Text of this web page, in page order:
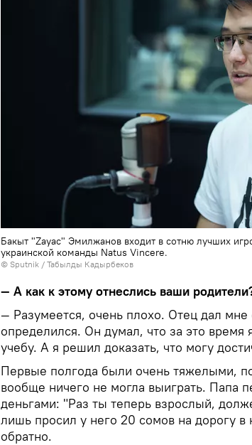
Бакыт "Zayac" Эмилжанов входит в сотню лучших
украинской команды Natus Vincere.
© Sputnik / Табылды Кадырбеков
— А как к этому отнеслись ваши
— Разумеется, очень плохо. Отец дал мне
определился. Он думал, что за это
учебу. А я решил доказать, что могу
Первые полгода были очень тяжелыми,
вообще ничего не могла выиграть. Папа
деньгами: "Раз ты теперь взрослый,
лишь просил у него 20 сомов на дорогу
обратно.